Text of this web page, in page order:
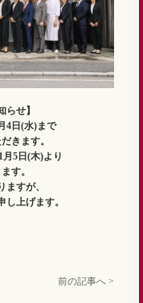
らせ】
4日(水)まで
きます。
5日(木)より
す。
すが、
上げます。
前の記事へ >